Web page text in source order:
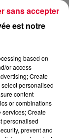
L’USHUAÏA IBIZA
Blandin
est notre
based on
or access
Create
personalised
content
or combinations
services; Create
personalised
prevent and
sans accepter